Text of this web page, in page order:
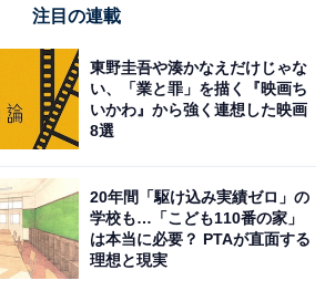
注目の連載
東野圭吾や湊かなえだけじゃな
い、「業と罪」を描く『映画ち
いかわ』から強く連想した映画
8選
20年間「駆け込み実績ゼロ」の
学校も…「こども110番の家」
は本当に必要？ PTAが直面する
理想と現実